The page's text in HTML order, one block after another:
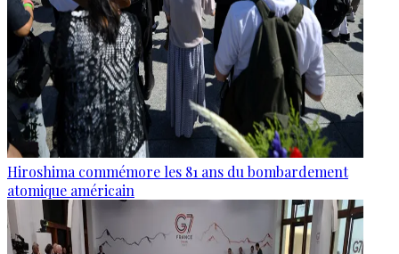
Hiroshima commémore les 81 ans du bombardement
atomique américain